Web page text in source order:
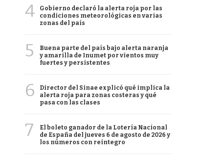
4
Gobierno declaró la alerta roja por las
condiciones meteorológicas en varias
zonas del país
5
Buena parte del país bajo alerta naranja
y amarilla de Inumet por vientos muy
fuertes y persistentes
6
Director del Sinae explicó qué implica la
alerta roja para zonas costeras y qué
pasa con las clases
7
El boleto ganador de la Lotería Nacional
de España del jueves 6 de agosto de 2026 y
los números con reintegro